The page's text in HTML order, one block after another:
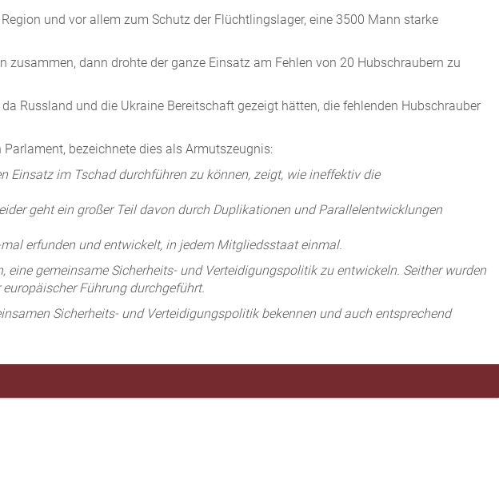
und vor allem zum Schutz der Flüchtlingslager, eine 3500 Mann starke
dann drohte der ganze Einsatz am Fehlen von 20 Hubschraubern zu
Russland und die Ukraine Bereitschaft gezeigt hätten, die fehlenden Hubschrauber
bezeichnete dies als Armutszeugnis:
Einsatz im Tschad durchführen zu können, zeigt, wie ineffektiv die
geht ein großer Teil davon durch Duplikationen und Parallelentwicklungen
erfunden und entwickelt, in jedem Mitgliedsstaat einmal.
gemeinsame Sicherheits- und Verteidigungspolitik zu entwickeln. Seither wurden
Führung durchgeführt.
Sicherheits- und Verteidigungspolitik bekennen und auch entsprechend